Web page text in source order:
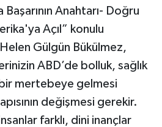
Başarının Anahtarı- Doğru
Açıl” konulu
Gülgün Bükülmez,
ABD’de bolluk, sağlık
mertebeye gelmesi
değişmesi gerekir.
farklı, dini inançlar